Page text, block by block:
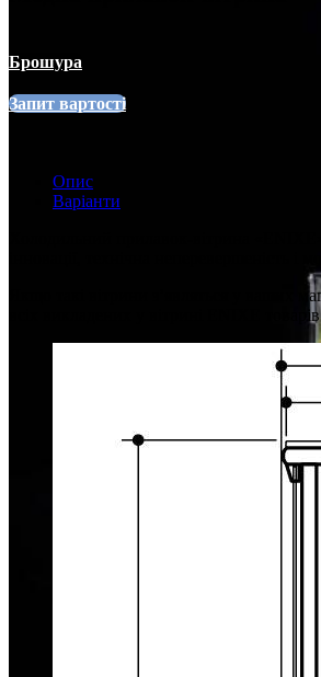
Брошура
Запит вартості
Опис
Варіанти
Холодильний прилавок-вітрина
Якщо такі вітрини з’являться у ваших
всіх викладених у вітрині ENIXE